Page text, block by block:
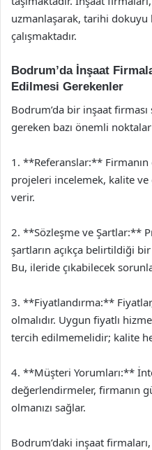
uzmanlaşarak, tarihi
çalışmaktadır.
Bodrum’da İnşaat
Edilmesi Gerekenler
Bodrum’da bir inşaat
gereken bazı önemli
1. **Referanslar:** Firmanın
projeleri incelemek, kalite
verir.
2. **Sözleşme ve Şartlar:**
şartların açıkça belirtildiği
Bu, ileride çıkabilecek
3. **Fiyatlandırma:**
olmalıdır. Uygun fiyatlı
tercih edilmemelidir; kalite
4. **Müşteri Yorumları:**
değerlendirmeler, firmanın
olmanızı sağlar.
Bodrum’daki inşaat